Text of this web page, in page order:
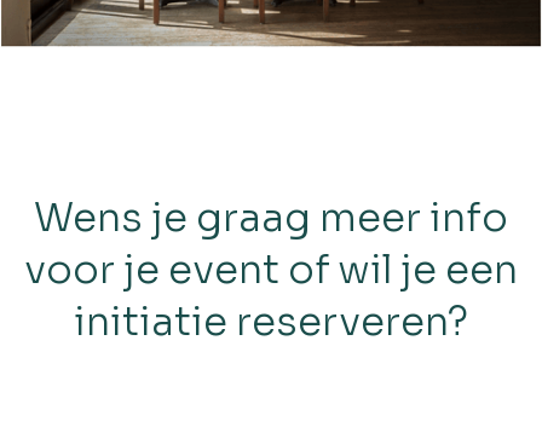
Wens je graag meer info
voor je event of wil je een
initiatie reserveren?